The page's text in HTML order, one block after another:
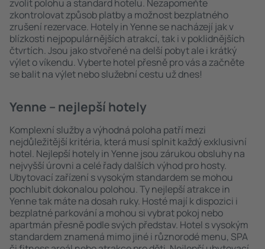
zvolit polohu a standard hotelu. Nezapomeňte
zkontrolovat způsob platby a možnost bezplatného
zrušení rezervace. Hotely in Yenne se nacházejí jak v
blízkosti nejpopulárnějších atrakcí, tak i v poklidnějších
čtvrtích. Jsou jako stvořené na delší pobyt ale i krátký
výlet o víkendu. Vyberte hotel přesně pro vás a začněte
se balit na výlet nebo služební cestu už dnes!
Yenne – nejlepší hotely
Komplexní služby a výhodná poloha patří mezi
nejdůležitější kritéria, která musí splnit každý exklusivní
hotel. Nejlepší hotely in Yenne jsou zárukou obsluhy na
nejvyšší úrovni a celé řady dalších výhod pro hosty.
Ubytovací zařízení s vysokým standardem se mohou
pochlubit dokonalou polohou. Ty nejlepší atrakce in
Yenne tak máte na dosah ruky. Hosté mají k dispozici i
bezplatné parkování a mohou si vybrat pokoj nebo
apartmán přesně podle svých představ. Hotel s vysokým
standardem znamená mimo jiné i různorodé menu, SPA